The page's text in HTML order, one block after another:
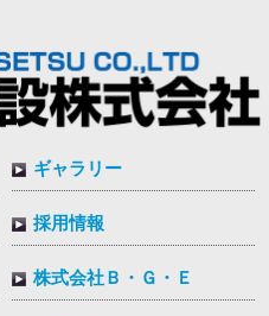
ギャラリー
採用情報
株式会社Ｂ・Ｇ・Ｅ